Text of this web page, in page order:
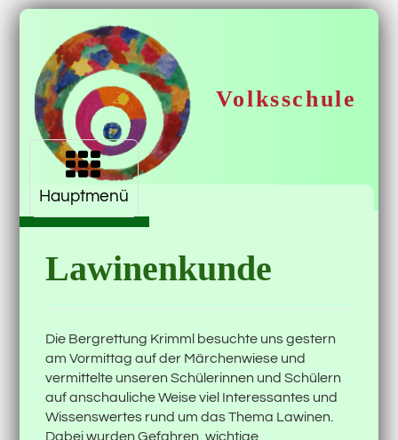
Volksschule
Krimml
Navigation
aufklappen
Hauptmenü
Lawinenkunde
Die Bergrettung Krimml besuchte uns gestern
am Vormittag auf der Märchenwiese und
vermittelte unseren Schülerinnen und Schülern
auf anschauliche Weise viel Interessantes und
Wissenswertes rund um das Thema Lawinen.
Dabei wurden Gefahren, wichtige